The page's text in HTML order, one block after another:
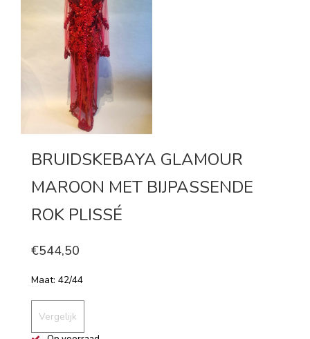
BRUIDSKEBAYA GLAMOUR
MAROON MET BIJPASSENDE
ROK PLISSÉ
€544,50
Maat: 42/44
Vergelijk